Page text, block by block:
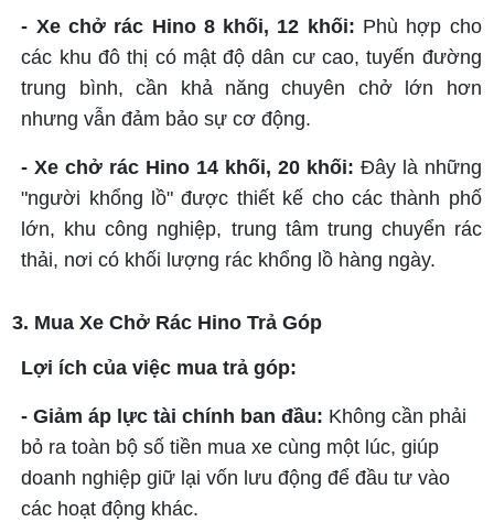
- Xe chở rác Hino 8 khối, 12 khối: Phù hợp cho
các khu đô thị có mật độ dân cư cao, tuyến đường
trung bình, cần khả năng chuyên chở lớn hơn
nhưng vẫn đảm bảo sự cơ động.
- Xe chở rác Hino 14 khối, 20 khối: Đây là những
"người khổng lồ" được thiết kế cho các thành phố
lớn, khu công nghiệp, trung tâm trung chuyển rác
thải, nơi có khối lượng rác khổng lồ hàng ngày.
3. Mua Xe Chở Rác Hino Trả Góp
Lợi ích của việc mua trả góp:
- Giảm áp lực tài chính ban đầu: Không cần phải
bỏ ra toàn bộ số tiền mua xe cùng một lúc, giúp
doanh nghiệp giữ lại vốn lưu động để đầu tư vào
các hoạt động khác.